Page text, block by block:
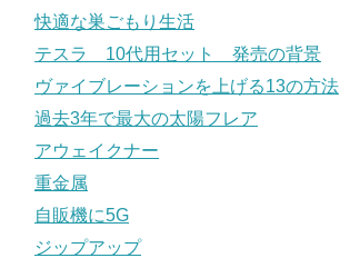
快適な巣ごもり生活
テスラ 10代用セット 発売の背景
ヴァイブレーションを上げる13の方法
過去3年で最大の太陽フレア
アウェイクナー
重金属
自販機に5G
ジップアップ